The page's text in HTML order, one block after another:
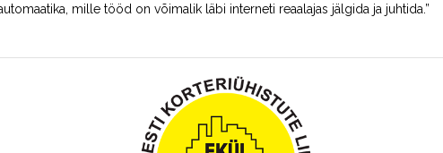
mille tööd on võimalik läbi interneti reaalajas jälgida ja juhtida.”